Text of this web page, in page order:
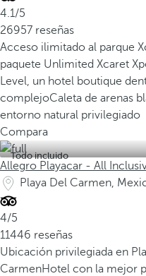
4.1/5
26957 reseñas
Acceso ilimitado al parque
paquete Unlimited Xcaret
Level, un hotel boutique
complejoCaleta de arenas
entorno natural privilegiado
Compara
Todo incluido
Allegro Playacar - All
Playa Del Carmen,
4/5
11446 reseñas
Ubicación privilegiada en
CarmenHotel con la mejor